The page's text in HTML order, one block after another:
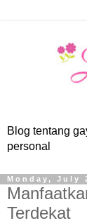
Blog tentang
personal
Monday, July
Terdekat